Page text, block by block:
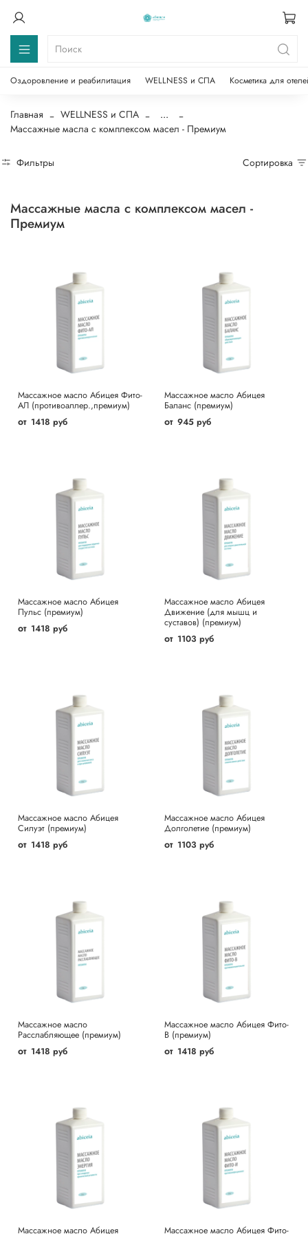
Оздоровление и реабилитация WELLNESS и СПА Косметика для
Главная WELLNESS и СПА
...
Массажные масла с комплексом масел - Премиум
Фильтры Сортировка
Массажные масла с комплексом масел -
Премиум
Массажное масло Абицея Фито-
АЛ (противоаллер.,премиум)
от 1418 руб
Массажное масло Абицея
Баланс (премиум)
от 945 руб
Массажное масло Абицея
Пульс (премиум)
от 1418 руб
Массажное масло Абицея
Движение (для мышц и
суставов) (премиум)
от 1103 руб
Массажное масло Абицея
Силуэт (премиум)
от 1418 руб
Массажное масло Абицея
Долголетие (премиум)
от 1103 руб
Массажное масло
Расслабляющее (премиум)
от 1418 руб
Массажное масло Абицея Фито-
В (премиум)
от 1418 руб
Массажное масло Абицея Массажное масло Абицея Фито-